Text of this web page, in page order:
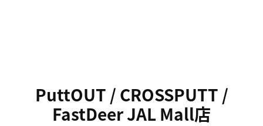
PuttOUT / CROSSPUTT /
FastDeer JAL Mall店